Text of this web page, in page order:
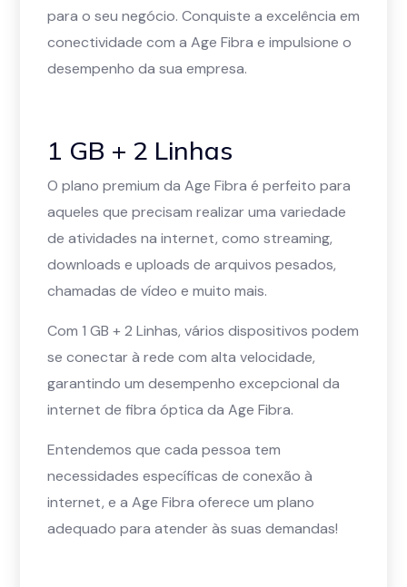
para o seu negócio. Conquiste a excelência em
conectividade com a Age Fibra e impulsione o
desempenho da sua empresa.
1 GB + 2 Linhas
O plano premium da Age Fibra é perfeito para
aqueles que precisam realizar uma variedade
de atividades na internet, como streaming,
downloads e uploads de arquivos pesados,
chamadas de vídeo e muito mais.
Com 1 GB + 2 Linhas, vários dispositivos podem
se conectar à rede com alta velocidade,
garantindo um desempenho excepcional da
internet de fibra óptica da Age Fibra.
Entendemos que cada pessoa tem
necessidades específicas de conexão à
internet, e a Age Fibra oferece um plano
adequado para atender às suas demandas!